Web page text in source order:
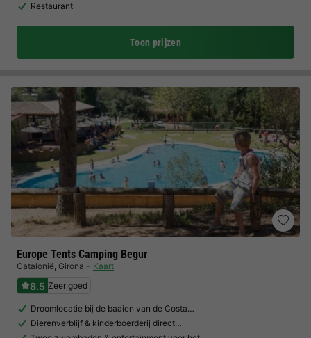
Restaurant
Toon prijzen
Europe Tents Camping Begur
Catalonië, Girona Kaart
8.5 Zeer goed
Droomlocatie bij de baaien van de Costa…
Dierenverblijf & kinderboerderij direct…